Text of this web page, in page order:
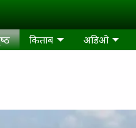
किताब अडिओ